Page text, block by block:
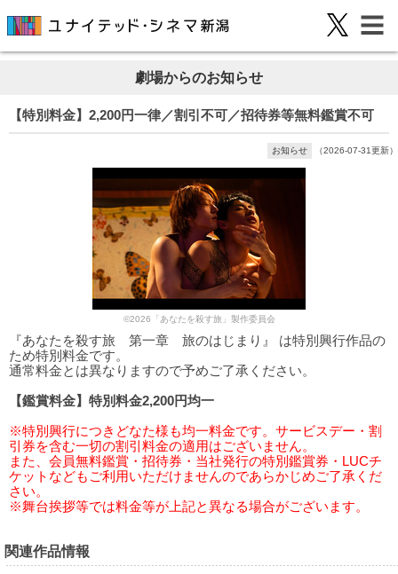
劇場からのお知らせ
【特別料金】2,200円一律／割引不可／招待券等無料鑑賞不可
お知らせ （2026-07-31更新）
©2026「あなたを殺す旅」製作委員会
『あなたを殺す旅 第一章 旅のはじまり』 は特別興行作品の
ため特別料金です。
通常料金とは異なりますので予めご了承ください。
【鑑賞料金】特別料金2,200円均一
※特別興行につきどなた様も均一料金です。サービスデー・割
引券を含む一切の割引料金の適用はございません。
また、会員無料鑑賞・招待券・当社発行の特別鑑賞券・LUCチ
ケットなどもご利用いただけませんのであらかじめご了承くだ
さい。
※舞台挨拶等では料金等が上記と異なる場合がございます。
関連作品情報